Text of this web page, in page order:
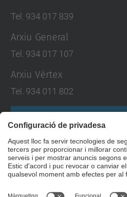
Tel. 934 017 839
Arxiu General
Tel. 934 017 107
Arxiu Vèrtex
Tel. 934 011 802
Formulari de contacte
Llista Xarxes